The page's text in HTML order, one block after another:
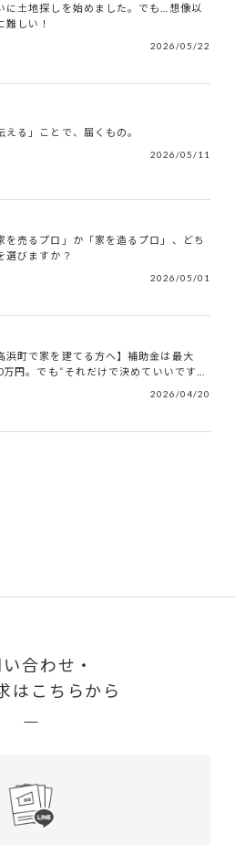
に土地探しを始めました。でも…想像以
難しい！
2026/05/22
える」ことで、届くもの。
2026/05/11
を売るプロ」か「家を造るプロ」、どち
選びますか？
2026/05/01
浜町で家を建てる方へ】補助金は最大
万円。でも“それだけで決めていいです...
2026/04/20
合わせ・
はこちらから